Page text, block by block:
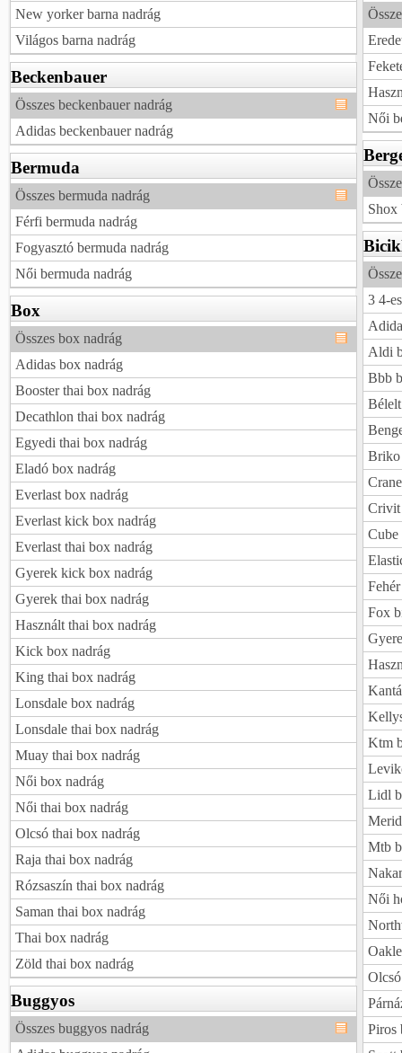
New yorker barna nadrág
Világos barna nadrág
Beckenbauer
Összes beckenbauer nadrág
Adidas beckenbauer nadrág
Bermuda
Összes bermuda nadrág
Férfi bermuda nadrág
Fogyasztó bermuda nadrág
Női bermuda nadrág
Box
Összes box nadrág
Adidas box nadrág
Booster thai box nadrág
Decathlon thai box nadrág
Egyedi thai box nadrág
Eladó box nadrág
Everlast box nadrág
Everlast kick box nadrág
Everlast thai box nadrág
Gyerek kick box nadrág
Gyerek thai box nadrág
Használt thai box nadrág
Kick box nadrág
King thai box nadrág
Lonsdale box nadrág
Lonsdale thai box nadrág
Muay thai box nadrág
Női box nadrág
Női thai box nadrág
Olcsó thai box nadrág
Raja thai box nadrág
Rózsaszín thai box nadrág
Saman thai box nadrág
Thai box nadrág
Zöld thai box nadrág
Buggyos
Összes buggyos nadrág
Női
Shox
3 4-
Aldi
Bbb
Briko
Crivit
Cube
Fox
Ktm
Lidl
Mtb
Női
Piros